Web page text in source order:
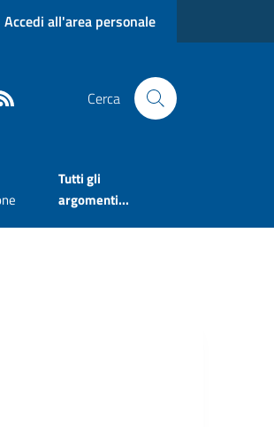
Accedi all'area personale
Cerca
Tutti gli
argomenti...